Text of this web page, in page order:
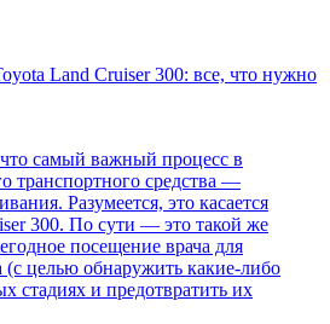
Land Cruiser 300: все, что нужно
самый важный процесс в
транспортного средства —
Разумеется, это касается
300. По сути — это такой же
посещение врача для
(с целью обнаружить какие-либо
стадиях и предотвратить их